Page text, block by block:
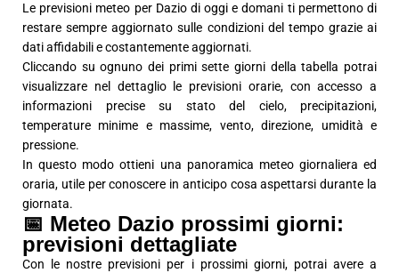
Le previsioni meteo per Dazio di oggi e domani ti permettono di
restare sempre aggiornato sulle condizioni del tempo grazie ai
dati affidabili e costantemente aggiornati.
Cliccando su ognuno dei primi sette giorni della tabella potrai
visualizzare nel dettaglio le previsioni orarie, con accesso a
informazioni precise su stato del cielo, precipitazioni,
temperature minime e massime, vento, direzione, umidità e
pressione.
In questo modo ottieni una panoramica meteo giornaliera ed
oraria, utile per conoscere in anticipo cosa aspettarsi durante la
giornata.
📅 Meteo Dazio prossimi giorni:
previsioni dettagliate
Con le nostre previsioni per i prossimi giorni, potrai avere a